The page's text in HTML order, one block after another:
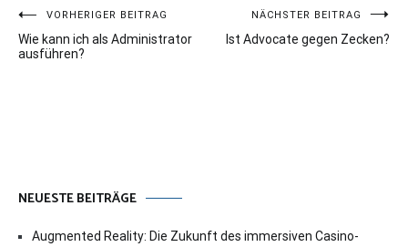
Beitragsnavigation
VORHERIGER BEITRAG
Wie kann ich als Administrator
ausführen?
NÄCHSTER BEITRAG
Ist Advocate gegen Zecken?
NEUESTE BEITRÄGE
Augmented Reality: Die Zukunft des immersiven Casino-